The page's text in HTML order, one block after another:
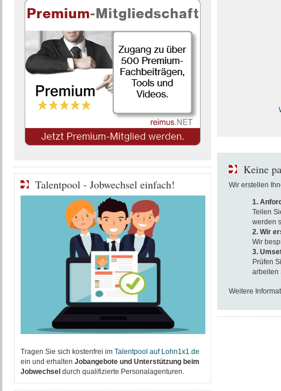
Keine
Wir erstellen
1.
Teilen
werden
2. Wir
Wir
3.
Prüfen
arbeiten
Weitere
Talentpool - Jobwechsel einfach!
Tragen Sie sich kostenfrei im Talentpool auf Lohn1x1.de
ein und erhalten Jobangebote und Unterstützung beim
Jobwechsel durch qualifizierte Personalagenturen.